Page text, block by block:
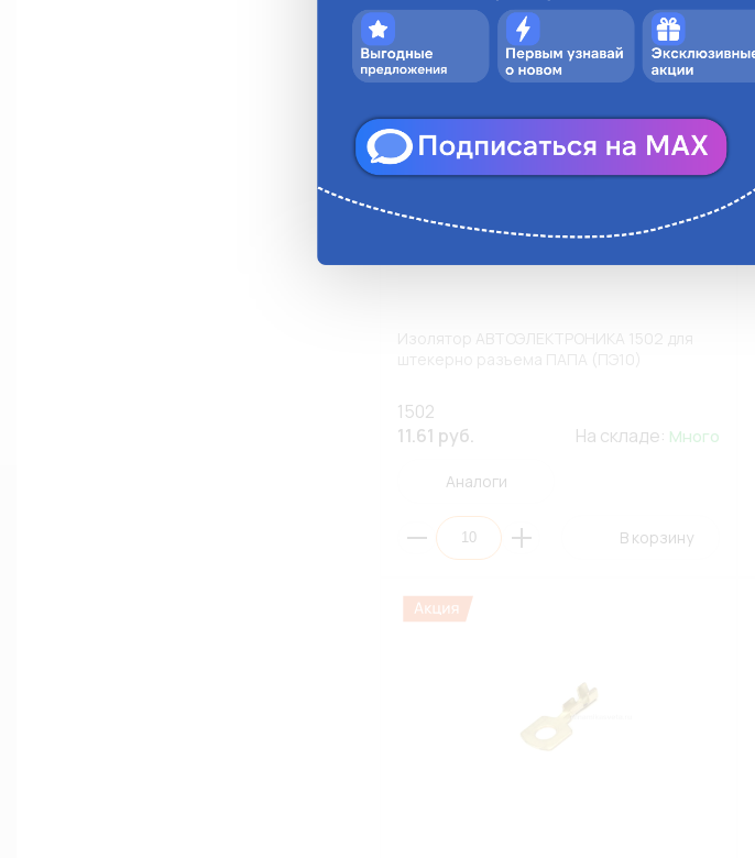
В корзину
Изолятор АВТОЭЛЕКТРОНИКА 1502 для
штекерно разъема ПАПА (ПЭ10)
1502
11.61 руб.
На складе: Много
Аналоги
В корзину